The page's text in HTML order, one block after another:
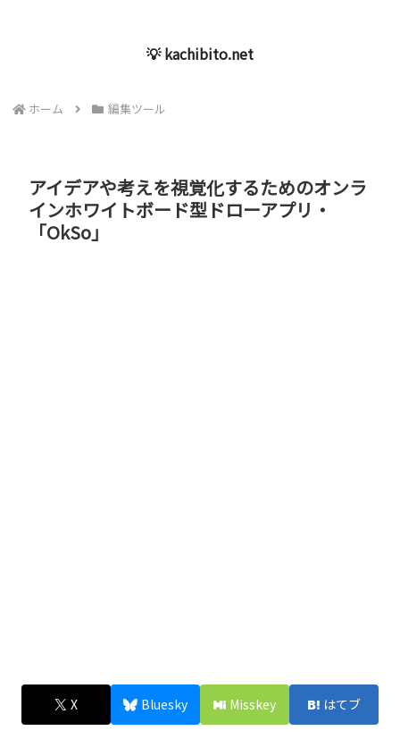
💡 kachibito.net
ホーム 編集ツール
アイデアや考えを視覚化するためのオンラ
インホワイトボード型ドローアプリ・
「OkSo」
X Bluesky Misskey はてブ